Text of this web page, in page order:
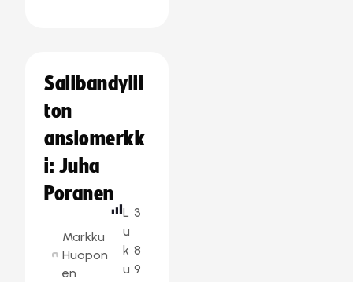
Salibandylii
ton
ansiomerkk
i: Juha
Poranen
Markku
Huopon
en
L
u
k
u
3
8
9